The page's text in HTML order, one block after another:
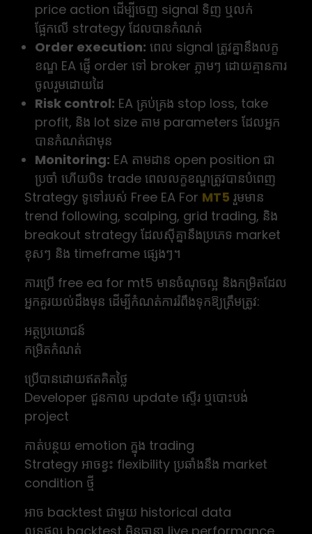
price action ដើម្បីចេញ signal ទិញ ឬលក់
ផ្អែកលើ strategy ដែលបានកំណត់
Order execution: ពេល signal ត្រូវគ្នានឹងលក្ខ
ខណ្ឌ EA ផ្ញើ order ទៅ broker ភ្លាមៗ ដោយគ្មានការ
ចូលរួមដោយដៃ
Risk control: EA គ្រប់គ្រង stop loss, take
profit, និង lot size តាម parameters ដែលអ្នក
បានកំណត់ជាមុន
Monitoring: EA តាមដាន open position ជា
ប្រចាំ ហើយបិទ trade ពេលលក្ខខណ្ឌត្រូវបានបំពេញ
Strategy ទូទៅរបស់ Free EA For MT5 រួមមាន
trend following, scalping, grid trading, និង
breakout strategy ដែលសុីគ្នានឹងប្រភេទ market
ខុសៗ និង timeframe ផ្សេងៗ។
ការប្រើ free ea for mt5 មានចំណុចល្អ និងកម្រិតដែល
អ្នកគួរយល់ដឹងមុន ដើម្បីកំណត់ការរំពឹងទុកឱ្យត្រឹមត្រូវ:
អត្ថប្រយោជន៍
កម្រិតកំណត់
ប្រើបានដោយឥតគិតថ្លៃ
Developer ជួនកាល update ស្ទើរ ឬបោះបង់
project
កាត់បន្ថយ emotion ក្នុង trading
Strategy អាចខ្វះ flexibility ប្រឆាំងនឹង market
condition ថ្មី
អាច backtest ជាមួយ historical data